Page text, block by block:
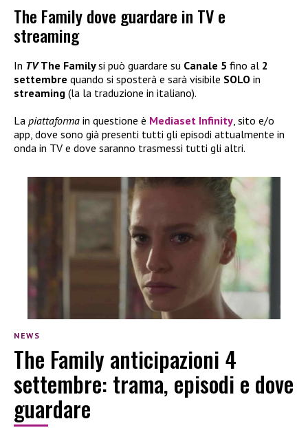
The Family dove guardare in TV e
streaming
In TV The Familysi può guardare su Canale 5 fino al 2
settembre quando si sposterà e sarà visibile SOLO in
streaming (la la traduzione in italiano).
La piattaforma in questione è Mediaset Infinity , sito e/o
app, dove sono già presenti tutti gli episodi attualmente in
onda in TV e dove saranno trasmessi tutti gli altri.
NEWS
The Family anticipazioni 4
settembre: trama, episodi e dove
guardare